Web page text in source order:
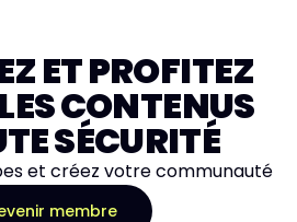
ET PROFITEZ
CONTENUS
SÉCURITÉ
et créez votre communauté
membre